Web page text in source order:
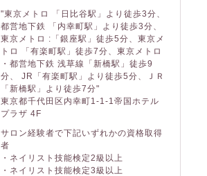
"東京メトロ 「日比谷駅」より徒歩3分、
都営地下鉄 「内幸町駅」より徒歩3分、
東京メトロ :「銀座駅」徒歩5分、東京メ
トロ 「有楽町駅」徒歩7分、東京メトロ
・都営地下鉄 浅草線「新橋駅」徒歩9
分、 JR「有楽町駅」より徒歩5分、ＪＲ
「新橋駅」より徒歩7分"
東京都千代田区内幸町1-1-1帝国ホテル
プラザ 4F
サロン経験者で下記いずれかの資格取得
者
・ネイリスト技能検定2級以上
・ネイリスト技能検定3級以上